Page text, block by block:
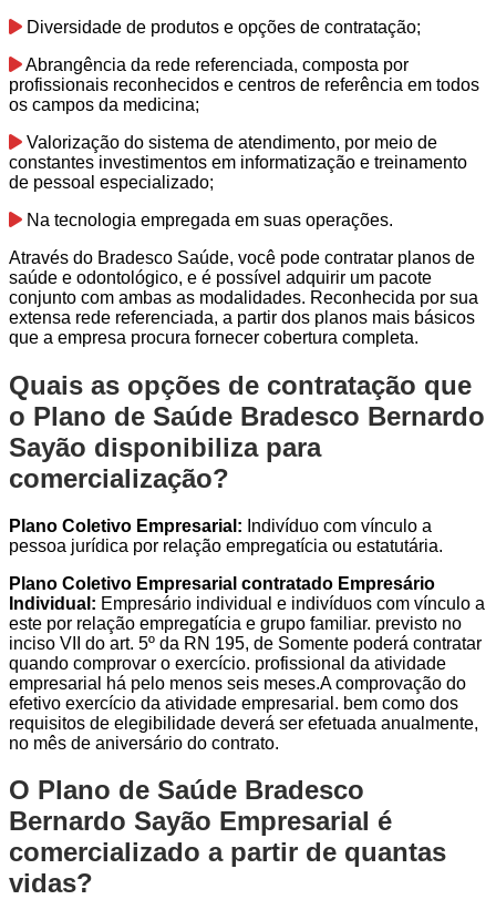
Diversidade de produtos e opções de contratação;
Abrangência da rede referenciada, composta por
profissionais reconhecidos e centros de referência em todos
os campos da medicina;
Valorização do sistema de atendimento, por meio de
constantes investimentos em informatização e treinamento
de pessoal especializado;
Na tecnologia empregada em suas operações.
Através do Bradesco Saúde, você pode contratar planos de
saúde e odontológico, e é possível adquirir um pacote
conjunto com ambas as modalidades. Reconhecida por sua
extensa rede referenciada, a partir dos planos mais básicos
que a empresa procura fornecer cobertura completa.
Quais as opções de contratação que
o Plano de Saúde Bradesco Bernardo
Sayão disponibiliza para
comercialização?
Plano Coletivo Empresarial: Indivíduo com vínculo a
pessoa jurídica por relação empregatícia ou estatutária.
Plano Coletivo Empresarial contratado Empresário
Individual: Empresário individual e indivíduos com vínculo a
este por relação empregatícia e grupo familiar. previsto no
inciso VII do art. 5º da RN 195, de Somente poderá contratar
quando comprovar o exercício. profissional da atividade
empresarial há pelo menos seis meses.A comprovação do
efetivo exercício da atividade empresarial. bem como dos
requisitos de elegibilidade deverá ser efetuada anualmente,
no mês de aniversário do contrato.
O Plano de Saúde Bradesco
Bernardo Sayão Empresarial é
comercializado a partir de quantas
vidas?